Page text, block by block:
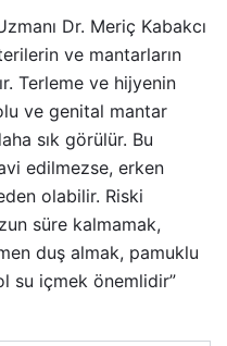
Dr. Meriç Kabakcı
ve mantarların
Terleme ve hijyenin
ve genital mantar
sık görülür. Bu
edilmezse, erken
olabilir. Riski
süre kalmamak,
duş almak, pamuklu
su içmek önemlidir”